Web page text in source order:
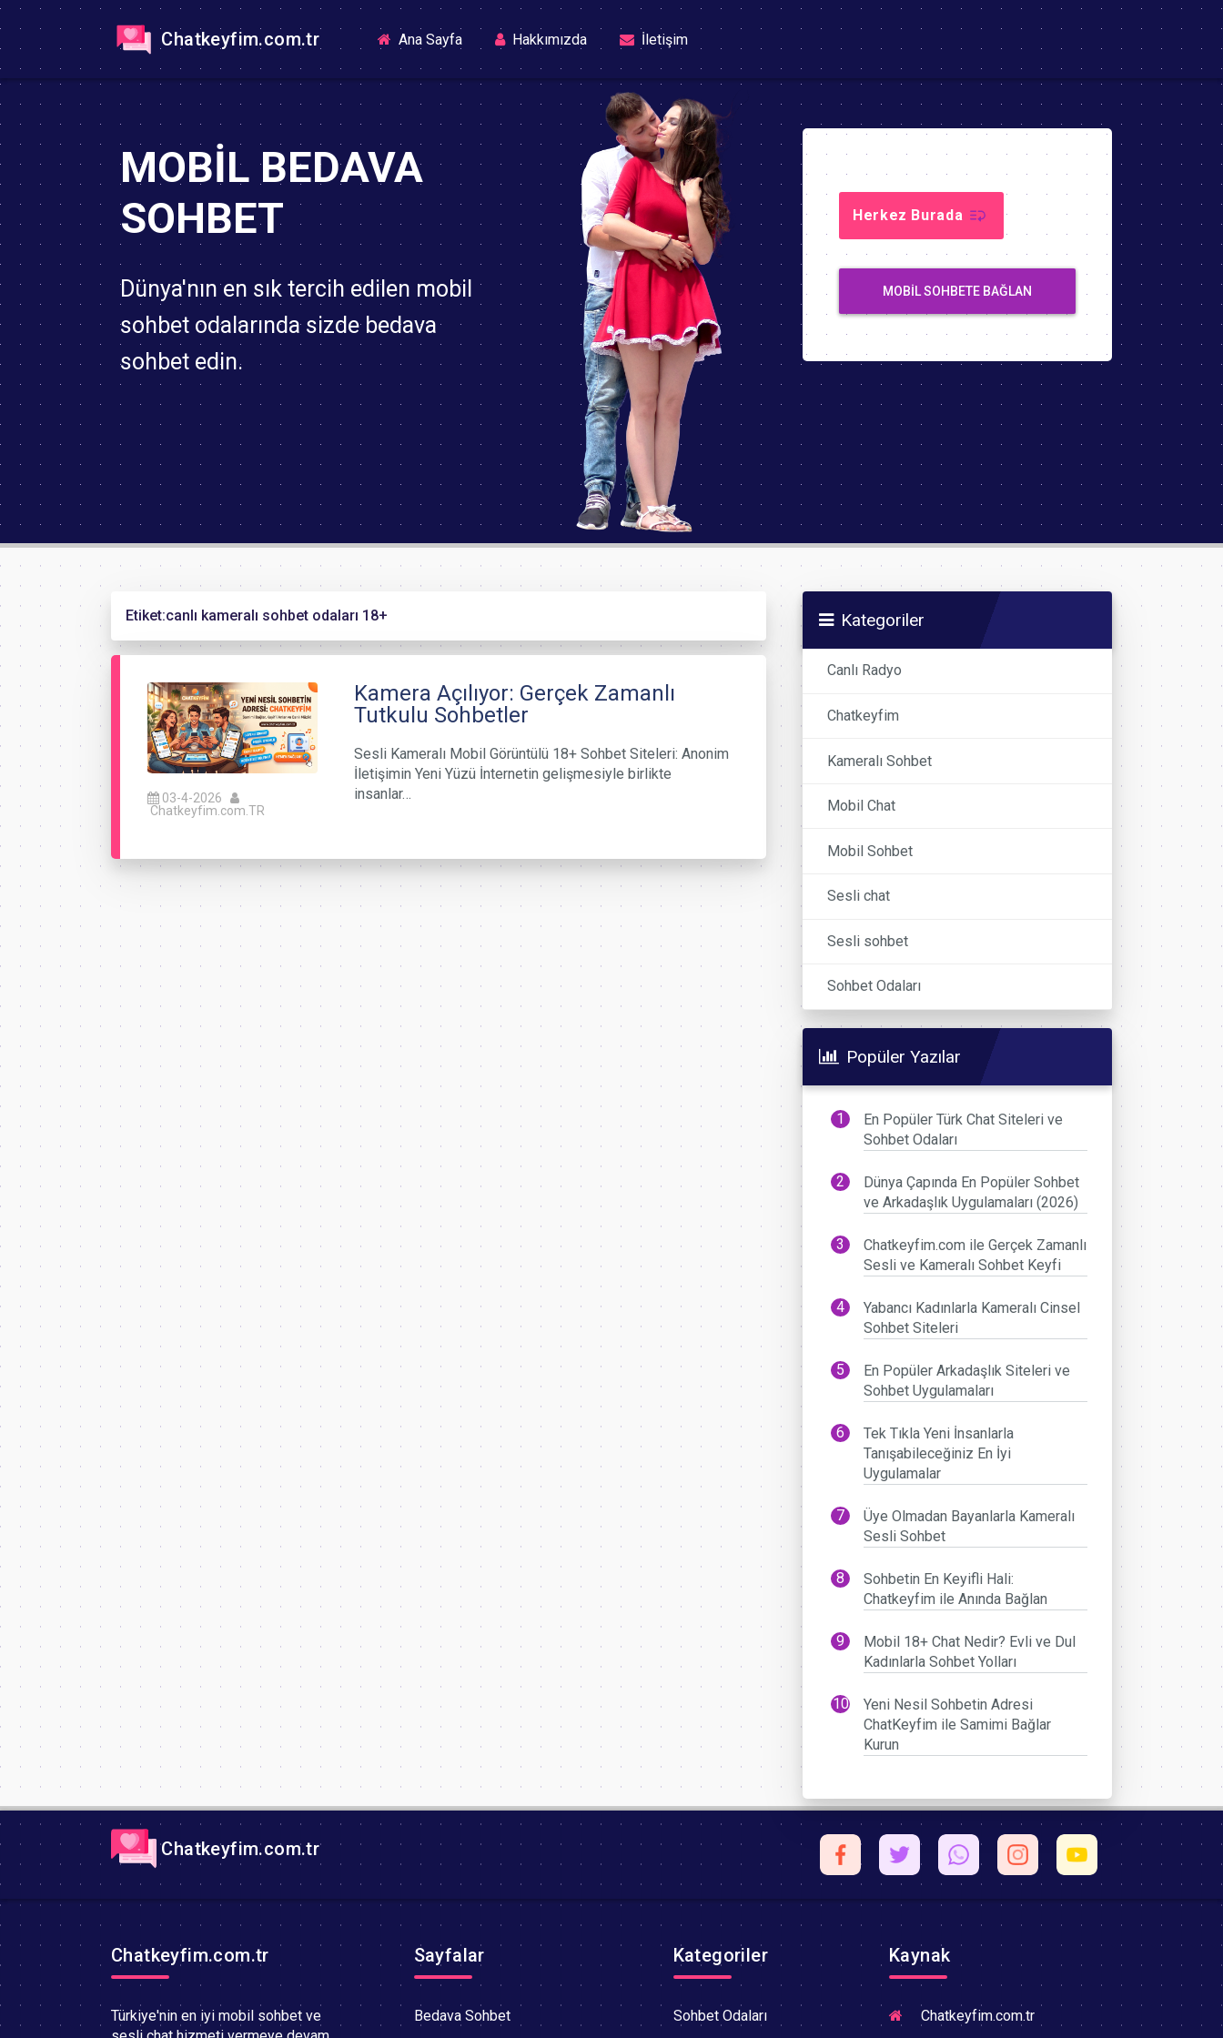
Chatkeyfim.com.tr Ana Sayfa(current)Hakkımızda İletişim
MOBIL BEDAVA
SOHBET
Dünya'nın en sık tercih edilen mobil
sohbet odalarında sizde bedava
sohbet edin.
Herkez Burada
MOBIL SOHBETE BAĞLAN
Etiket:canlı kameralı sohbet odaları 18+
03-4-2026
Chatkeyfim.com.TR
Kamera Açılıyor: Gerçek Zamanlı
Tutkulu Sohbetler
Sesli Kameralı Mobil Görüntülü 18+ Sohbet Siteleri: Anonim
İletişimin Yeni Yüzü İnternetin gelişmesiyle birlikte
insanlar…
Kategoriler
Canlı Radyo
Chatkeyfim
Kameralı Sohbet
Mobil Chat
Mobil Sohbet
Sesli chat
Sesli sohbet
Sohbet Odaları
Popüler Yazılar
En Popüler Türk Chat Siteleri ve
Sohbet Odaları
Dünya Çapında En Popüler Sohbet
ve Arkadaşlık Uygulamaları (2026)
Chatkeyfim.com ile Gerçek Zamanlı
Sesli ve Kameralı Sohbet Keyfi
Yabancı Kadınlarla Kameralı Cinsel
Sohbet Siteleri
En Popüler Arkadaşlık Siteleri ve
Sohbet Uygulamaları
Tek Tıkla Yeni İnsanlarla
Tanışabileceğiniz En İyi
Uygulamalar
Üye Olmadan Bayanlarla Kameralı
Sesli Sohbet
Sohbetin En Keyifli Hali:
Chatkeyfim ile Anında Bağlan
Mobil 18+ Chat Nedir? Evli ve Dul
Kadınlarla Sohbet Yolları
Yeni Nesil Sohbetin Adresi
ChatKeyfim ile Samimi Bağlar
Kurun
Chatkeyfim.com.tr
Chatkeyfim.com.tr
Türkiye'nin en iyi mobil sohbet ve
Sayfalar
Bedava Sohbet
Kategoriler
Sohbet Odaları
Kaynak
Chatkeyfim.com.tr